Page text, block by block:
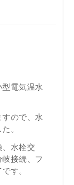
電気温水
ので、水
。
、水栓交
接続、フ
す。